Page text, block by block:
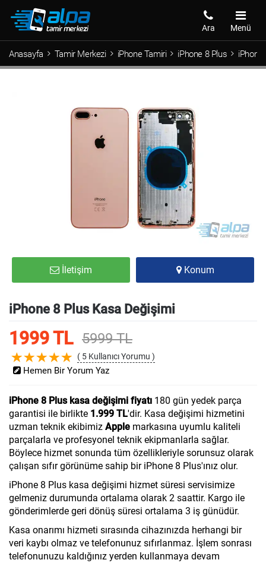
Menü
Ara
Anasayfa Tamir Merkezi iPhone Tamiri iPhone 8 Plus iPhone
İletişim Konum
iPhone 8 Plus Kasa Değişimi
1999 TL 5999 TL
( 5 Kullanıcı Yorumu )
Hemen Bir Yorum Yaz
iPhone 8 Plus kasa değişimi fiyatı 180 gün yedek parça
garantisi ile birlikte 1.999 TL'dir. Kasa değişimi hizmetini
uzman teknik ekibimiz Apple markasına uyumlu kaliteli
parçalarla ve profesyonel teknik ekipmanlarla sağlar.
Böylece hizmet sonunda tüm özellikleriyle sorunsuz olarak
çalışan sıfır görünüme sahip bir iPhone 8 Plus'ınız olur.
iPhone 8 Plus kasa değişimi hizmet süresi servisimize
gelmeniz durumunda ortalama olarak 2 saattir. Kargo ile
gönderimlerde geri dönüş süresi ortalama 3 iş günüdür.
Kasa onarımı hizmeti sırasında cihazınızda herhangi bir
veri kaybı olmaz ve telefonunuz sıfırlanmaz. İşlem sonrası
telefonunuzu kaldığınız yerden kullanmaya devam